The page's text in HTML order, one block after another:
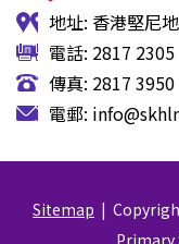
地址: 香港堅尼
電話: 2817 2305
傳真: 2817 3950
電郵:
Sitemap |